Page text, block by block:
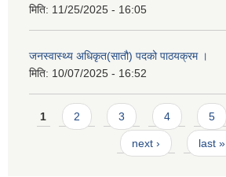
मिति: 11/25/2025 - 16:05
जनस्वास्थ्य अधिकृत(सातौ) पदको पाठयक्रम ।
मिति: 10/07/2025 - 16:52
Pages
1 2 3 4 5
next › last »